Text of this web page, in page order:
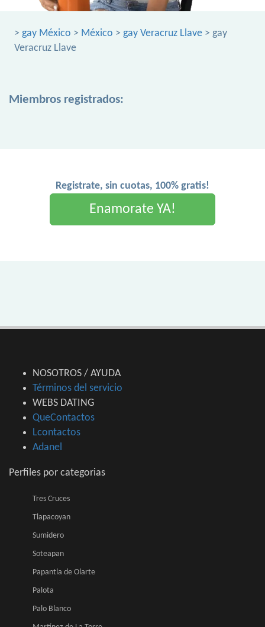
> gay México > México > gay Veracruz Llave > gay
Veracruz Llave
Miembros registrados:
Registrate, sin cuotas, 100% gratis!
Enamorate YA!
NOSOTROS / AYUDA
Términos del servicio
WEBS DATING
QueContactos
Lcontactos
Adanel
Perfiles por categorias
Tres Cruces
Tlapacoyan
Sumidero
Soteapan
Papantla de Olarte
Palota
Palo Blanco